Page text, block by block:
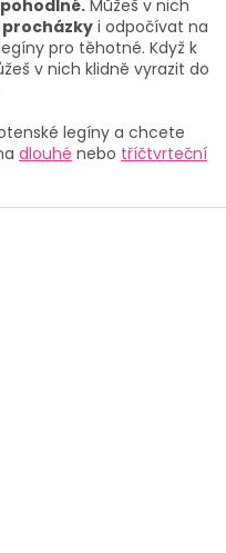
Můžeš v nich
i odpočívat na
pro těhotné. Když k
v nich klidně vyrazit do
legíny a chcete
dlouhé nebo tříčtvrteční